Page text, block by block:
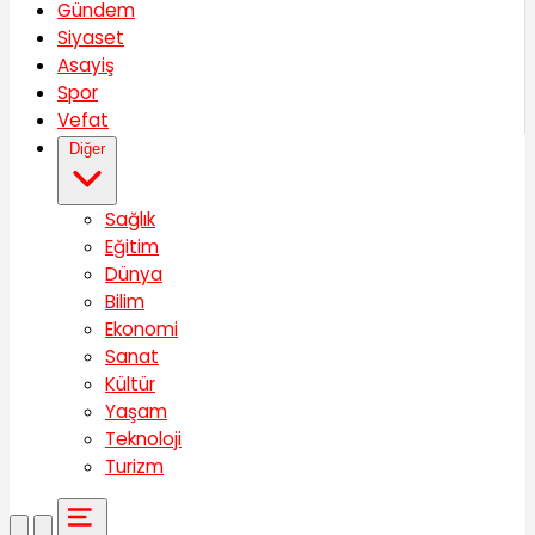
Gündem
Siyaset
Asayiş
Spor
Vefat
Diğer
Sağlık
Eğitim
Dünya
Bilim
Ekonomi
Sanat
Kültür
Yaşam
Teknoloji
Turizm